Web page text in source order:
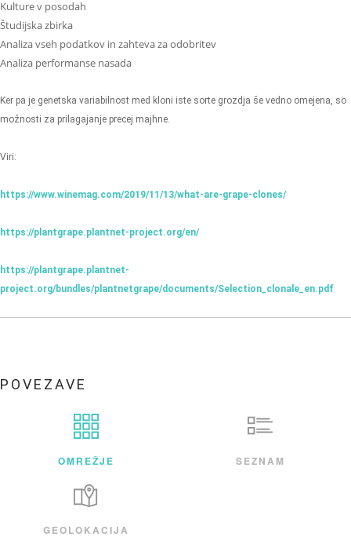
Kulture v posodah
Študijska zbirka
Analiza vseh podatkov in zahteva za odobritev
Analiza performanse nasada
Ker pa je genetska variabilnost med kloni iste sorte grozdja še vedno omejena, so
možnosti za prilagajanje precej majhne.
Viri:
https://www.winemag.com/2019/11/13/what-are-grape-clones/
https://plantgrape.plantnet-project.org/en/
https://plantgrape.plantnet-
project.org/bundles/plantnetgrape/documents/Selection_clonale_en.pdf
POVEZAVE
OMREŽJE SEZNAM
GEOLOKACIJA